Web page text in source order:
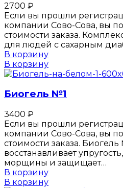
2700 ₽
Если вы прошли
компании Сово-Сова, вы
стоимости заказа.
для людей с сахарным
В корзину
В корзину
Биогель №1
3400 ₽
Если вы прошли
компании Сово-Сова, вы
стоимости заказа.
восстанавливает
морщины и защищает…
В корзину
В корзину